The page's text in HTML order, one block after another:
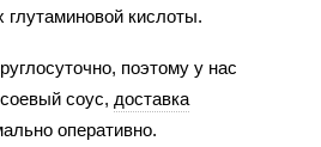
глутаминовой кислоты.
поэтому у нас
соус, доставка
оперативно.